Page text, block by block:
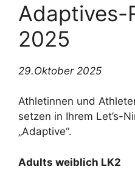
Adaptives-
2025
29.Oktober 2025
Athletinnen und
setzen in Ihrem Let’s-
„Adaptive“.
Adults weiblich LK2